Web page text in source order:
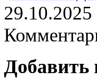
29.10.2025
Добавить